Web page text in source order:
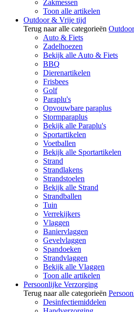
Zakmessen
Toon alle artikelen
Outdoor & Vrije tijd
Terug naar alle categorieën
Auto & Fiets
Zadelhoezen
Bekijk alle Auto & Fiets
BBQ
Dierenartikelen
Frisbees
Golf
Paraplu's
Opvouwbare paraplus
Stormparaplus
Bekijk alle Paraplu's
Sportartikelen
Voetballen
Bekijk alle Sportartikelen
Strand
Strandlakens
Strandstoelen
Bekijk alle Strand
Strandballen
Tuin
Verrekijkers
Vlaggen
Baniervlaggen
Gevelvlaggen
Spandoeken
Strandvlaggen
Bekijk alle Vlaggen
Toon alle artikelen
Persoonlijke Verzorging
Terug naar alle categorieën
Desinfectiemiddelen